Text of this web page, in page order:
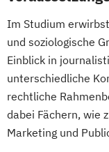
Im Studium
und soziologische
Einblick in
unterschiedliche
rechtliche
dabei Fächern, wie
Marketing und